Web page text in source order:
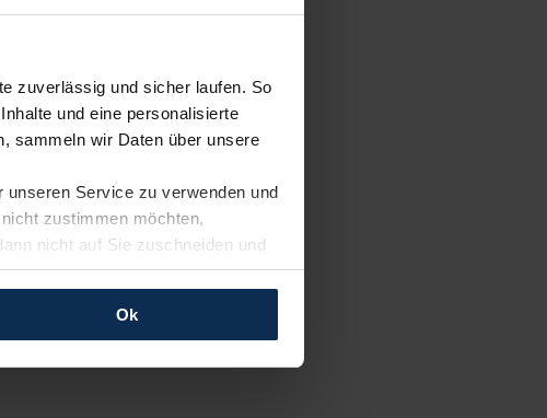
zuverlässig und sicher laufen. So
und eine personalisierte
sammeln wir Daten über unsere
unseren Service zu verwenden und
zustimmen möchten,
nicht auf Sie zuschneiden und
jederzeit anpassen
Ok